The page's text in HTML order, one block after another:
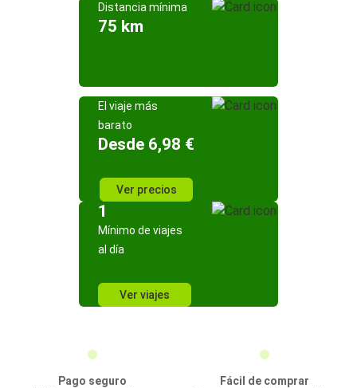
Distancia mínima
75 km
El viaje más
barato
Desde 6,98 €
Ver precios
1
Mínimo de viajes
al día
Ver viajes
Pago seguro
Fácil de comprar